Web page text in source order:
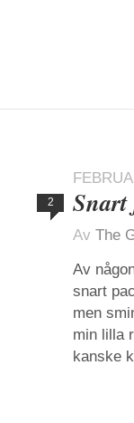
2 Snart
Av The
Av
snart
men
min lilla
kanske